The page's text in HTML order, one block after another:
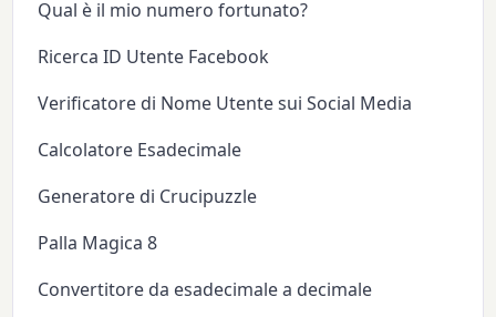
Qual è il mio numero fortunato?
Ricerca ID Utente Facebook
Verificatore di Nome Utente sui Social Media
Calcolatore Esadecimale
Generatore di Crucipuzzle
Palla Magica 8
Convertitore da esadecimale a decimale